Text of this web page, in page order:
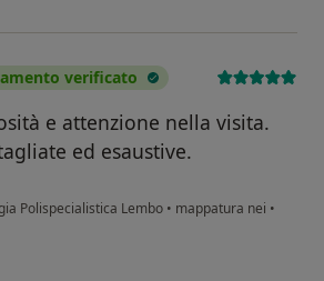
verificato
e attenzione nella visita.
ed esaustive.
Polispecialistica Lembo • mappatura nei •
Luigi